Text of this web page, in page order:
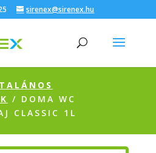
sirenex@sirenex.hu
/ DOMA WC
CLASSIC 1L